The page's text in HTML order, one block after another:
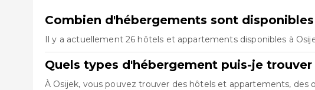
Combien d'hébergements sont disponibles
Il y a actuellement 26 hôtels et appartements disponibles à
Quels types d'hébergement puis-je trouver
À Osijek, vous pouvez trouver des hôtels et appartements,